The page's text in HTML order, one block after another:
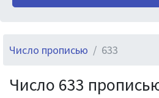
Число прописью 633
Число 633